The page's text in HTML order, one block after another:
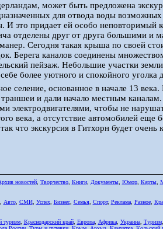
может быть предложена
для отвода воды
И это придает ей особо неповторимый
отделены друг от друга большими
Сегодня такая крыша по своей
Берега каналов соединены
пейзаж. Небольшие участки
более уютного и спокойного уголка
селение, основанное в начале 13
и дали начало местным
электродвигателями, чтобы не
века, а отсутствие автомобилей еще
что экскурсия в Гитхорн будет
новостей, Творчество, Книги, Документы, Юмор, Карты,
Авто, СМИ, Успех, Бизнес, Семья, Спорт, Реклама, Разное,
туризм, Краснодарский край, Европа, Африка, Украина, Туризм,